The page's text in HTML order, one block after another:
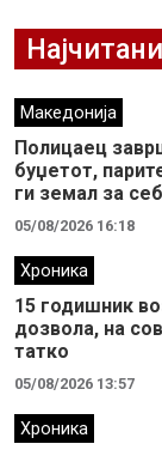
Македонија
Полицаец
буџетот,
ги земал за
05/08/2026 16:18
Хроника
15 годишник
дозвола, на
татко
05/08/2026 13:57
Хроника